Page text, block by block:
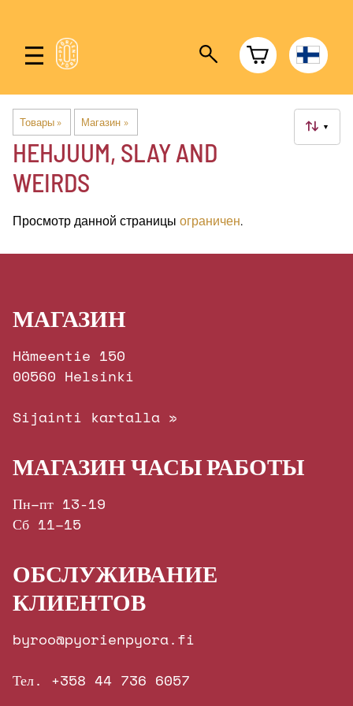
Товары‪» Магазин ‪» ▼
HEHJUUM, SLAY AND
WEIRDS
Просмотр данной страницы ограничен.
МАГАЗИН
Hämeentie 150
00560 Helsinki
Sijainti kartalla »
МАГАЗИН ЧАСЫ РАБОТЫ
Пн–пт 13-19
Сб 11–15
ОБСЛУЖИВАНИЕ
КЛИЕНТОВ
byroo@pyorienpyora.fi
Тел. +358 44 736 6057